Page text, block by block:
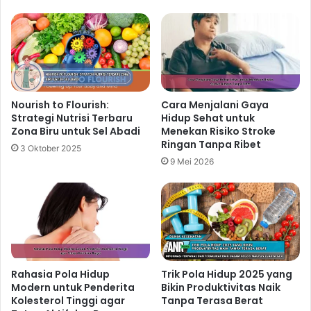
Langkah Digital Detox Modern agar
Pikiran Lebih Tenang dan Kondisi
Fisik Tetap Prima
1 hari ago
Langkah Sederhana Mengurangi
Begadang untuk Membangun Pola
Hidup Sehat Jangka Panjang
Konsumsi Makanan Seimbang
Makanlah makanan yang beragam, termasuk buah-
buahan, sayuran, biji-bijian, protein tanpa lemak, dan
produk susu rendah lemak. Gunakan pedoman piring
sehat sebagai acuan untuk memastikan Anda
mendapatkan nutrisi yang seimbang dalam setiap
Nourish to Flourish:
Strategi Nutrisi Terbaru
Zona Biru untuk Sel Abadi
3 Oktober 2025
Cara Menjalani Gaya
Hidup Sehat untuk
Menekan Risiko Stroke
Ringan Tanpa Ribet
9 Mei 2026
Rahasia Pola Hidup
Modern untuk Penderita
Kolesterol Tinggi agar
Trik Pola Hidup 2025 yang
Bikin Produktivitas Naik
Tanpa Terasa Berat